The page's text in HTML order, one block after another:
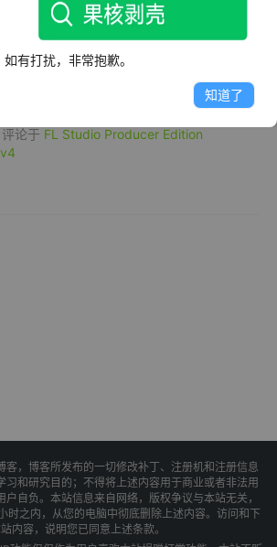
人很懒，什么都没有留下～
评论于 FL Studio Producer Edition
客，博客所发布的一切修改补丁、注册机和注册信息
习和研究目的；不得将上述内容用于商业或者非法用
自负。本站信息来自网络，版权争议与本站无关，
时之内，从您的电脑中彻底删除上述内容。访问和下
内容，说明您已同意上述条款。
有打扰，非常抱歉。
知道了